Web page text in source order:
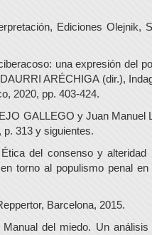
Ediciones Olejnik,
una expresión del
ARÉCHIGA (dir.),
2020, pp. 403-424.
GALLEGO y Juan Manuel
313 y siguientes.
del consenso y alteridad
torno al populismo penal
Barcelona, 2015.
del miedo. Un análisis